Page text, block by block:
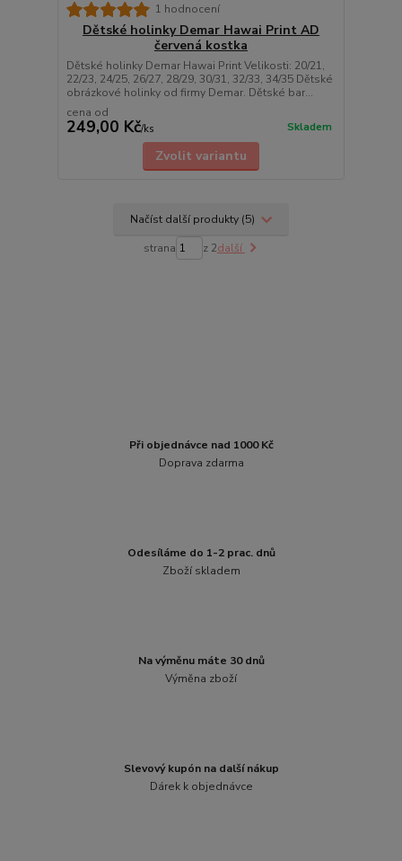
1 hodnocení
Dětské holinky Demar Hawai Print AD
červená kostka
Dětské holinky Demar Hawai Print Velikosti: 20/21,
22/23, 24/25, 26/27, 28/29, 30/31, 32/33, 34/35 Dětské
obrázkové holinky od firmy Demar. Dětské bar...
cena od
249,00 Kč/ks Skladem
Zvolit variantu
Načíst další produkty (5)
strana z 2další
Při objednávce nad 1000 Kč
Doprava zdarma
Odesíláme do 1-2 prac. dnů
Zboží skladem
Na výměnu máte 30 dnů
Výměna zboží
Slevový kupón na další nákup
Dárek k objednávce